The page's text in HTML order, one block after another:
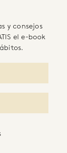
el e-book